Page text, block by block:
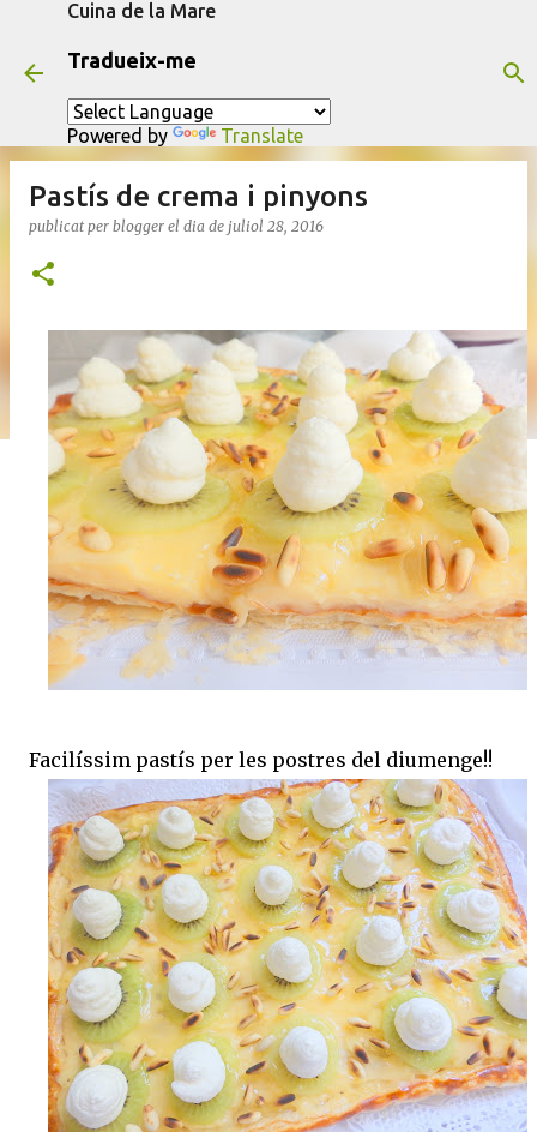
Cuina de la Mare
Tradueix-me
Powered by Translate
Pastís de crema i pinyons
publicat per blogger el dia de juliol 28, 2016
Facilíssim pastís per les postres del diumenge!!